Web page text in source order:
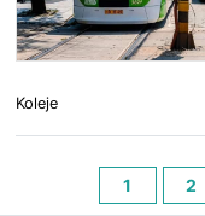
Koleje
1 2